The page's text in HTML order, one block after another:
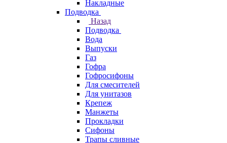
Накладные
Подводка
Назад
Подводка
Вода
Выпуски
Газ
Гофра
Гофросифоны
Для смесителей
Для унитазов
Крепеж
Манжеты
Прокладки
Сифоны
Трапы сливные